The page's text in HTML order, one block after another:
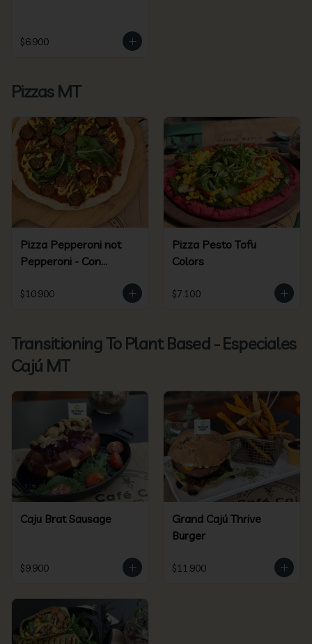
$6.900
Pizzas MT
Pizza Pepperoni not
Pepperoni - Con
$10.900
Pizza Pesto Tofu
Colors
$7.100
Transitioning To Plant Based - Especiales
Cajú MT
Caju Brat Sausage
$9.900
Grand Cajú Thrive
Burger
$11.900